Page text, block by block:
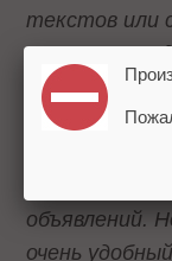
текстов или
если
стоимость
объявлений.
очень